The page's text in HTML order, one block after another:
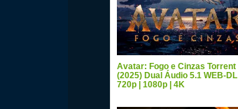
Avatar: Fogo e Cinzas Torrent
(2025) Dual Áudio 5.1 WEB-DL
720p | 1080p | 4K